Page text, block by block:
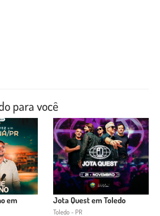
para você
em
Jota Quest em Toledo
Toledo - PR